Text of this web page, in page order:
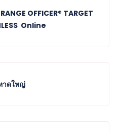
OFFICER® TARGET
Online
าดใหญ่